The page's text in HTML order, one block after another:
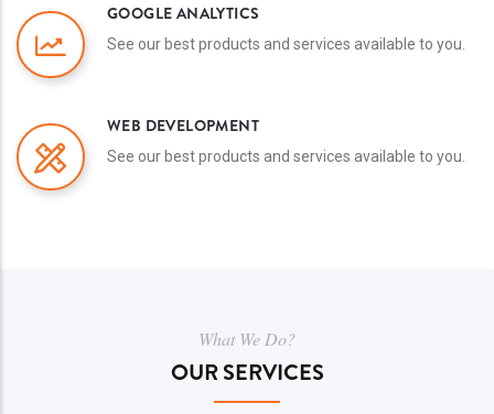
GOOGLE ANALYTICS
See our best products and services available to you.
WEB DEVELOPMENT
See our best products and services available to you.
What We Do?
OUR SERVICES